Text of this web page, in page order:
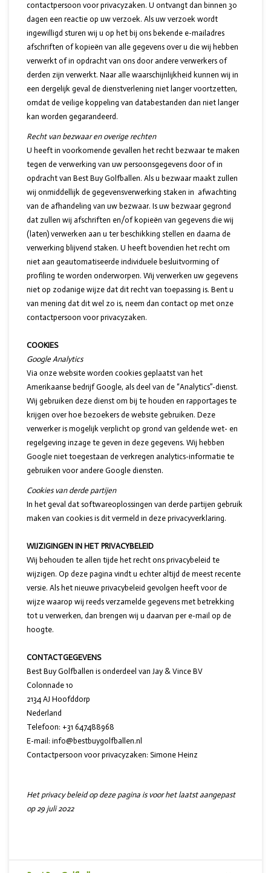
contactpersoon voor privacyzaken. U ontvangt dan binnen 30
dagen een reactie op uw verzoek. Als uw verzoek wordt
ingewilligd sturen wij u op het bij ons bekende e-mailadres
afschriften of kopieën van alle gegevens over u die wij hebben
verwerkt of in opdracht van ons door andere verwerkers of
derden zijn verwerkt. Naar alle waarschijnlijkheid kunnen wij in
een dergelijk geval de dienstverlening niet langer voortzetten,
omdat de veilige koppeling van databestanden dan niet langer
kan worden gegarandeerd.
Recht van bezwaar en overige rechten
U heeft in voorkomende gevallen het recht bezwaar te maken
tegen de verwerking van uw persoonsgegevens door of in
opdracht van Best Buy Golfballen. Als u bezwaar maakt zullen
wij onmiddellijk de gegevensverwerking staken in afwachting
van de afhandeling van uw bezwaar. Is uw bezwaar gegrond
dat zullen wij afschriften en/of kopieën van gegevens die wij
(laten) verwerken aan u ter beschikking stellen en daarna de
verwerking blijvend staken. U heeft bovendien het recht om
niet aan geautomatiseerde individuele besluitvorming of
profiling te worden onderworpen. Wij verwerken uw gegevens
niet op zodanige wijze dat dit recht van toepassing is. Bent u
van mening dat dit wel zo is, neem dan contact op met onze
contactpersoon voor privacyzaken.
COOKIES
Google Analytics
Via onze website worden cookies geplaatst van het
Amerikaanse bedrijf Google, als deel van de “Analytics”-dienst.
Wij gebruiken deze dienst om bij te houden en rapportages te
krijgen over hoe bezoekers de website gebruiken. Deze
verwerker is mogelijk verplicht op grond van geldende wet- en
regelgeving inzage te geven in deze gegevens. Wij hebben
Google niet toegestaan de verkregen analytics-informatie te
gebruiken voor andere Google diensten.
Cookies van derde partijen
In het geval dat softwareoplossingen van derde partijen gebruik
maken van cookies is dit vermeld in deze privacyverklaring.
WIJZIGINGEN IN HET PRIVACYBELEID
Wij behouden te allen tijde het recht ons privacybeleid te
wijzigen. Op deze pagina vindt u echter altijd de meest recente
versie. Als het nieuwe privacybeleid gevolgen heeft voor de
wijze waarop wij reeds verzamelde gegevens met betrekking
tot u verwerken, dan brengen wij u daarvan per e-mail op de
hoogte.
CONTACTGEGEVENS
Best Buy Golfballen is onderdeel van Jay & Vince BV
Colonnade 10
2134 AJ Hoofddorp
Nederland
Telefoon: +31 647488968
E-mail: info@bestbuygolfballen.nl
Contactpersoon voor privacyzaken: Simone Heinz
Het privacy beleid op deze pagina is voor het laatst aangepast
op 29 juli 2022